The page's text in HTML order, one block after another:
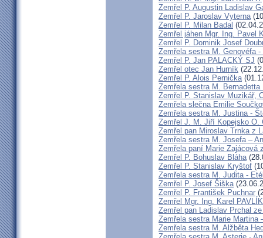
Zemřel P. Augustin Ladislav
Zemřel P. Jaroslav Vyterna
Zemřel P. Milan Badal
Zemřel jáhen Mgr. Ing. Pavel
Zemřel P. Dominik Josef
Zemřela sestra M. Genovéfa
Zemřel P. Jan PALACKÝ SJ
Zemřel otec Jan Hurník
Zemřel P. Alois Pernička
Zemřela sestra M. Bernadetta
Zemřel P. Stanislav Muzikář,
Zemřela slečna Emilie
Zemřela sestra M. Justina -
Zemřel J. M. Jiří Kopejsko O.
Zemřel pan Miroslav Trnka z
Zemřela sestra M. Josefa –
Zemřela paní Marie Zajácová
Zemřel P. Bohuslav Bláha
Zemřel P. Stanislav Kryštof
Zemřela sestra M. Judita -
Zemřel P. Josef Šiška
Zemřel P. František Puchnar
Zemřel Mgr. Ing. Karel
Zemřel pan Ladislav Prchal
Zemřela sestra Marie Martina
Zemřela sestra M. Alžběta